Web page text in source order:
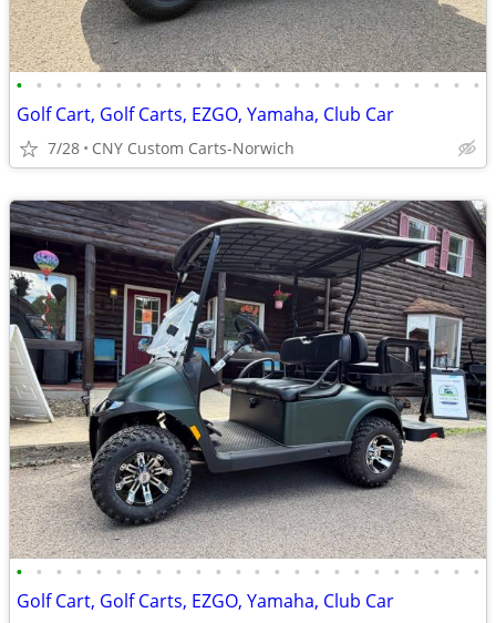
• • • • • • • • • • • • • • • • • • • • • • • •
Golf Cart, Golf Carts, EZGO, Yamaha, Club Car
7/28 CNY Custom Carts-Norwich
• • • • • • • • • • • • • • • • • • • • • • • •
Golf Cart, Golf Carts, EZGO, Yamaha, Club Car